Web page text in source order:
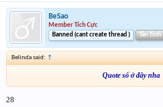
BeSao
Member Tích Cực
Banned (cant create thread )
Tân Tinh
Belinda said: ↑
Quote số ở đây nha
28